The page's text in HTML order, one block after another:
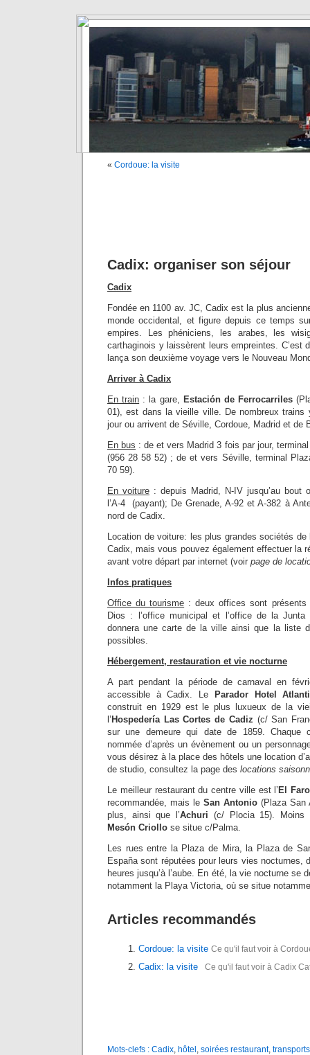
« Cordoue: la visite
Cadix: organiser son séjour
Cadix
Fondée en 1100 av. JC, Cadix est la plus
monde occidental, et figure depuis ce temps
empires. Les phéniciens, les arabes, les
carthaginois y laissèrent leurs empreintes. C’est
lança son deuxième voyage vers le Nouveau
Arriver à Cadix
En train : la gare, Estación de Ferrocarriles
01), est dans la vieille ville. De nombreux trains
jour ou arrivent de Séville, Cordoue, Madrid et de
En bus : de et vers Madrid 3 fois par jour,
(956 28 58 52) ; de et vers Séville, terminal
70 59).
En voiture : depuis Madrid, N-IV jusqu’au bout
l’A-4 (payant); De Grenade, A-92 et A-382 à
nord de Cadix.
Location de voiture: les plus grandes sociétés
Cadix, mais vous pouvez également effectuer la
avant votre départ par internet (voir page de
Infos pratiques
Office du tourisme : deux offices sont
Dios : l’office municipal et l’office de la
donnera une carte de la ville ainsi que la liste
possibles.
Hébergement, restauration et vie nocturne
A part pendant la période de carnaval en
accessible à Cadix. Le
Parador Hotel
construit en 1929 est le plus luxueux de la
l’ Hospedería Las Cortes de Cadiz (c/ San
sur une demeure qui date de 1859. Chaque
nommée d’après un évènement ou un
vous désirez à la place des hôtels une location
de studio, consultez la page des locations
Le meilleur restaurant du centre ville est l’ El Faro
recommandée, mais le San Antonio (Plaza San
plus, ainsi que l’Achuri (c/ Plocia 15). Moins
Mesón Criollo se situe c/Palma.
Les rues entre la Plaza de Mira, la Plaza de
España sont réputées pour leurs vies nocturnes,
heures jusqu’à l’aube. En été, la vie nocturne se
notamment la Playa Victoria, où se situe
Articles recommandés
Cordoue: la visite Ce qu'il faut voir à
Cadix: la visite Ce qu'il faut voir à Cadix
Mots-clefs : Cadix, hôtel , soirées restaurant, transports